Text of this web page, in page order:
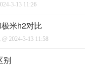
3-13 11:26
米h2对比
@ 2024-3-13 11:58
别